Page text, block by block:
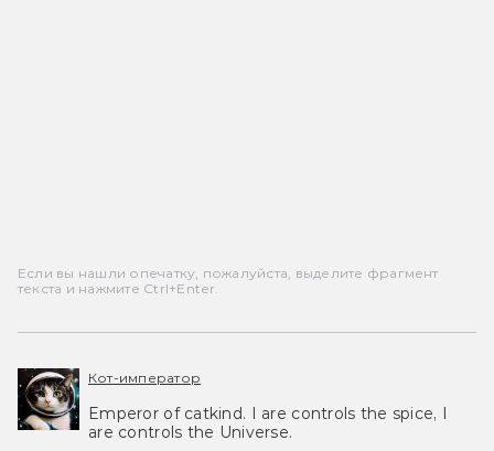
Если вы нашли опечатку, пожалуйста, выделите фрагмент
текста и нажмите Ctrl+Enter.
Кот-император
Emperor of catkind. I are controls the spice, I
are controls the Universe.